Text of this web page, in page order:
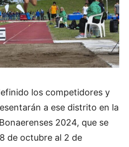
los competidores y
a ese distrito en la
2024, que se
de octubre al 2 de